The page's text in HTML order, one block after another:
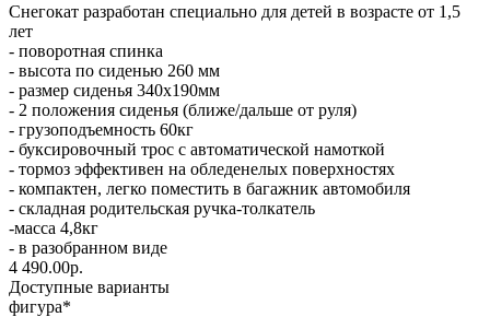
Снегокат разработан специально для детей в возрасте от 1,5
лет
- поворотная спинка
- высота по сиденью 260 мм
- размер сиденья 340х190мм
- 2 положения сиденья (ближе/дальше от руля)
- грузоподъемность 60кг
- буксировочный трос с автоматической намоткой
- тормоз эффективен на обледенелых поверхностях
- компактен, легко поместить в багажник автомобиля
- складная родительская ручка-толкатель
-масса 4,8кг
- в разобранном виде
4 490.00р.
Доступные варианты
фигура*